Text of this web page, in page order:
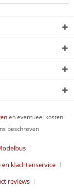
en eventueel kosten
beschreven
en klachtenservice
reviews